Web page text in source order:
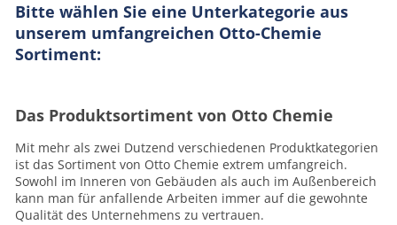
Bitte wählen Sie eine Unterkategorie aus
unserem umfangreichen Otto-Chemie
Sortiment:
Das Produktsortiment von Otto Chemie
Mit mehr als zwei Dutzend verschiedenen Produktkategorien
ist das Sortiment von Otto Chemie extrem umfangreich.
Sowohl im Inneren von Gebäuden als auch im Außenbereich
kann man für anfallende Arbeiten immer auf die gewohnte
Qualität des Unternehmens zu vertrauen.